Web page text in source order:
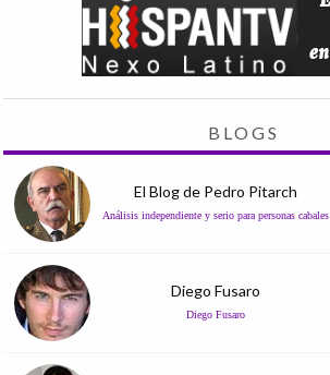
BLOGS
El Blog de Pedro Pitarch
Análisis independiente y serio para personas cabales
Diego Fusaro
Diego Fusaro